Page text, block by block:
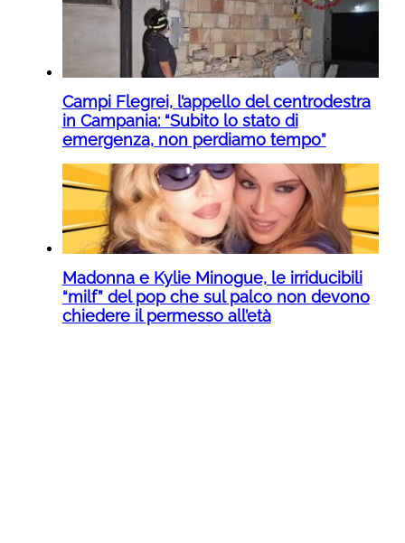
Campi Flegrei, l’appello del centrodestra
in Campania: “Subito lo stato di
emergenza, non perdiamo tempo”
Madonna e Kylie Minogue, le irriducibili
“milf” del pop che sul palco non devono
chiedere il permesso all’età